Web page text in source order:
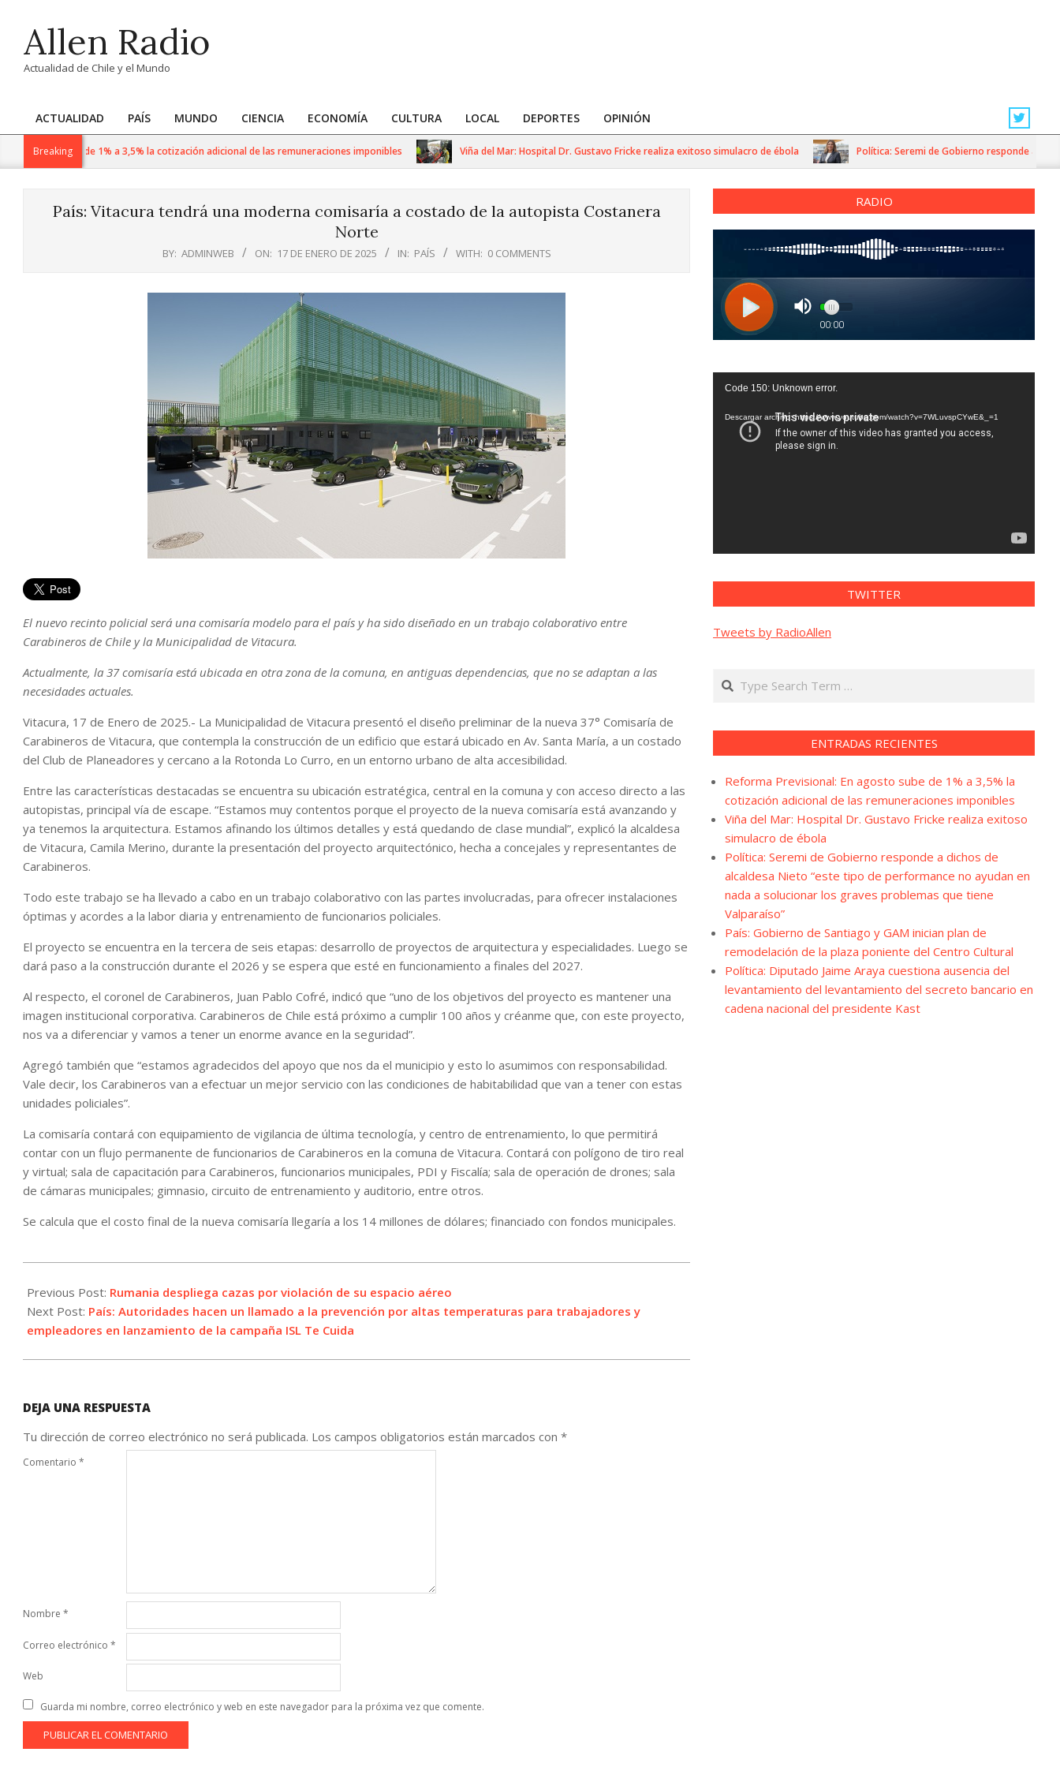
contentAllen Radio
Actualidad de Chile y el Mundo
Primary
Navigation
ACTUALIDAD PAÍS MUNDO CIENCIA ECONOMÍA CULTURA LOCAL DEPORTES OPINIÓN
Breaking
agosto sube de 1% a 3,5% la cotización adicional de las remuneraciones imponibles Viña del Mar: Hospital Dr. Gustavo Fricke realiza exitoso simulacro de ébola Política: Seremi de Gobierno responde a dichos
País: Vitacura tendrá una moderna comisaría a costado de la autopista Costanera
Norte
BY: ADMINWEB ON: 17 DE ENERO DE 2025 IN: PAÍS WITH: 0 COMMENTS
El nuevo recinto policial será una comisaría modelo para el país y ha sido diseñado en un trabajo colaborativo entre
Carabineros de Chile y la Municipalidad de Vitacura.
Actualmente, la 37 comisaría está ubicada en otra zona de la comuna, en antiguas dependencias, que no se adaptan a las
necesidades actuales.
Vitacura, 17 de Enero de 2025.- La Municipalidad de Vitacura presentó el diseño preliminar de la nueva 37° Comisaría de
Carabineros de Vitacura, que contempla la construcción de un edificio que estará ubicado en Av. Santa María, a un costado
del Club de Planeadores y cercano a la Rotonda Lo Curro, en un entorno urbano de alta accesibilidad.
Entre las características destacadas se encuentra su ubicación estratégica, central en la comuna y con acceso directo a las
autopistas, principal vía de escape. “Estamos muy contentos porque el proyecto de la nueva comisaría está avanzando y
ya tenemos la arquitectura. Estamos afinando los últimos detalles y está quedando de clase mundial”, explicó la alcaldesa
de Vitacura, Camila Merino, durante la presentación del proyecto arquitectónico, hecha a concejales y representantes de
Carabineros.
Todo este trabajo se ha llevado a cabo en un trabajo colaborativo con las partes involucradas, para ofrecer instalaciones
óptimas y acordes a la labor diaria y entrenamiento de funcionarios policiales.
El proyecto se encuentra en la tercera de seis etapas: desarrollo de proyectos de arquitectura y especialidades. Luego se
dará paso a la construcción durante el 2026 y se espera que esté en funcionamiento a finales del 2027.
Al respecto, el coronel de Carabineros, Juan Pablo Cofré, indicó que “uno de los objetivos del proyecto es mantener una
imagen institucional corporativa. Carabineros de Chile está próximo a cumplir 100 años y créanme que, con este proyecto,
nos va a diferenciar y vamos a tener un enorme avance en la seguridad”.
Agregó también que “estamos agradecidos del apoyo que nos da el municipio y esto lo asumimos con responsabilidad.
Vale decir, los Carabineros van a efectuar un mejor servicio con las condiciones de habitabilidad que van a tener con estas
unidades policiales”.
La comisaría contará con equipamiento de vigilancia de última tecnología, y centro de entrenamiento, lo que permitirá
contar con un flujo permanente de funcionarios de Carabineros en la comuna de Vitacura. Contará con polígono de tiro real
y virtual; sala de capacitación para Carabineros, funcionarios municipales, PDI y Fiscalía; sala de operación de drones; sala
de cámaras municipales; gimnasio, circuito de entrenamiento y auditorio, entre otros.
Se calcula que el costo final de la nueva comisaría llegaría a los 14 millones de dólares; financiado con fondos municipales.
01-
17
Previous Post: Rumania despliega cazas por violación de su espacio aéreo
Next Post: País: Autoridades hacen un llamado a la prevención por altas temperaturas para trabajadores y
empleadores en lanzamiento de la campaña ISL Te Cuida
DEJA UNA RESPUESTA
Tu dirección de correo electrónico no será publicada. Los campos obligatorios están marcados con *
Comentario *
Nombre *
Correo electrónico *
Web
Guarda mi nombre, correo electrónico y web en este navegador para la próxima vez que comente.
RADIO
Reproductor
vídeo
Code 150: Unknown error.
Descargar archivo: https://www.youtube.com/watch?v=7WLuvspCYwE&_=1
TWITTER
Tweets by RadioAllen
Search
ENTRADAS RECIENTES
Reforma Previsional: En agosto sube de 1% a 3,5% la
cotización adicional de las remuneraciones imponibles
Viña del Mar: Hospital Dr. Gustavo Fricke realiza exitoso
simulacro de ébola
Política: Seremi de Gobierno responde a dichos de
alcaldesa Nieto “este tipo de performance no ayudan en
nada a solucionar los graves problemas que tiene
Valparaíso”
País: Gobierno de Santiago y GAM inician plan de
remodelación de la plaza poniente del Centro Cultural
Política: Diputado Jaime Araya cuestiona ausencia del
levantamiento del levantamiento del secreto bancario en
cadena nacional del presidente Kast